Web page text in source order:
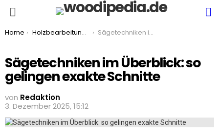
You are here:
Home Holzbearbeitung & Handwerk Sägetechniken im Überblick: so gelingen exakte Schnitte
Sägetechniken im Überblick: so
gelingen exakte Schnitte
von Redaktion
3. Dezember 2025, 15:12